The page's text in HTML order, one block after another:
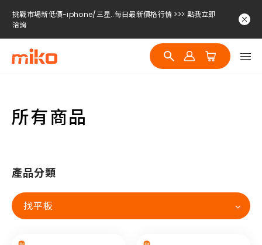
挑戰市場新低價-iphone/三星..每日最新價格行情 >>> 點我立即
洽詢
挑戰市場新低價-iphone/三星..每日最新價格行情 >>> 點我立即
洽詢
挑戰市場新低價-iphone/三星..每日最新價格行情 >>> 點我立即
所有商品
產品分類
找平板